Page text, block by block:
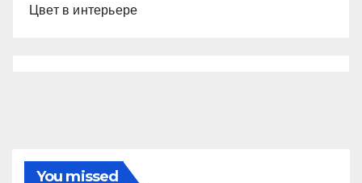
Цвет в интерьере
You missed